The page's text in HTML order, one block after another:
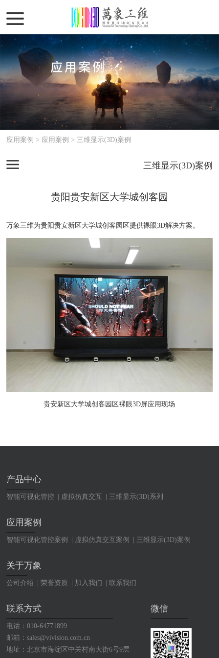
应用案例 > 应用案例 > 三维显示(3D)案例
三维显示(3D)案例
贵阳贵安新区大学城创客园
万象三维为贵阳贵安新区大学城创客园区提供裸眼3D解决方案。
贵安新区大学城创客园区裸眼3D屏应用现场
产品中心
智能可视化管控 虚拟仿真交互 三维显示(3D)系列
应用案例
智能可视化管控案例 虚拟仿真交互案例 三维显示(3D)案例
关于万象
公司介绍 荣誉资质 加入我们 联系我们
联系方式
电话：010-64771899
邮箱：sales@vivision.com.cn
地址：北京市海淀区中关村南大街6号9层
微信